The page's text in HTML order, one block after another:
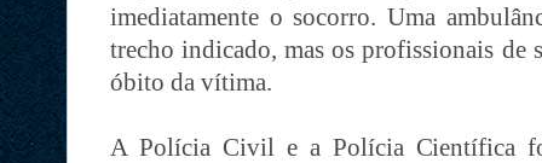
imediatamente o socorro. Uma
trecho indicado, mas os profissionais de
óbito da vítima.
A Polícia Civil e a Polícia Científica